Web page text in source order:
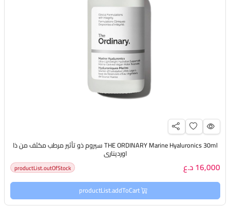
THE ORDINARY Marine Hyaluronics 30ml سيروم ذو تأثير مرطب مكثف من ذا
اورديناري
16,000 د.ع productList.outOfStock
productList.addToCart